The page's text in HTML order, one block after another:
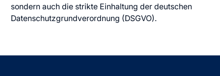
sondern auch die strikte Einhaltung der deutschen
Datenschutzgrundverordnung (DSGVO).